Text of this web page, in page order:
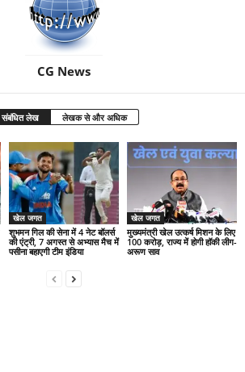
CG News
संबंधित लेख लेखक से और अधिक
खेल जगत
शुभमन गिल की सेना में 4 नेट बॉलर्स
की एंट्री, 7 अगस्त से अभ्यास मैच में
पसीना बहाएगी टीम इंडिया
खेल जगत
मुख्यमंत्री खेल उत्कर्ष मिशन के लिए
100 करोड़, राज्य में होगी हॉकी लीग-
अरूण साव